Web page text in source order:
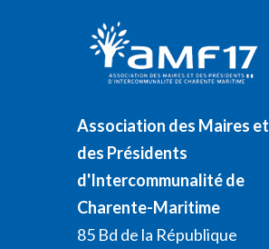
Association des Maires et
des Présidents
d'Intercommunalité de
Charente-Maritime
85 Bd de la République